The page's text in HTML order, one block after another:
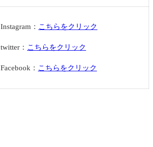
Instagram： こちらをクリック
twitter： こちらをクリック
Facebook： こちらをクリック